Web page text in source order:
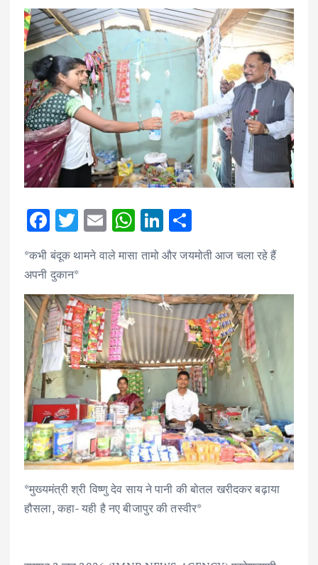
F
ac
e
b
o
o
k
T
w
it
te
r
E
m
ai
l
W
at
s
A
p
p
Li
n
k
e
dI
n
h
ar
e
*कभी बंदूक थामने वाले मासा तामो और जयमोती आज चला रहे हैं
अपनी दुकान*
*मुख्यमंत्री श्री विष्णु देव साय ने पानी की बोतल खरीदकर बढ़ाया
हौसला, कहा- यही है नए बीजापुर की तस्वीर*